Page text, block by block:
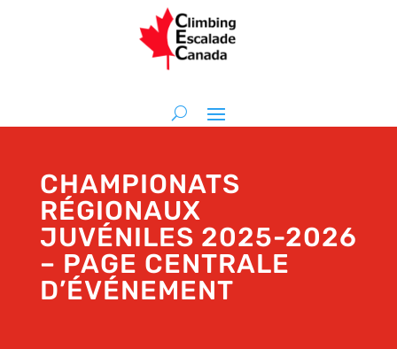
CHAMPIONATS
RÉGIONAUX
JUVÉNILES 2025-2026
– PAGE CENTRALE
D’ÉVÉNEMENT